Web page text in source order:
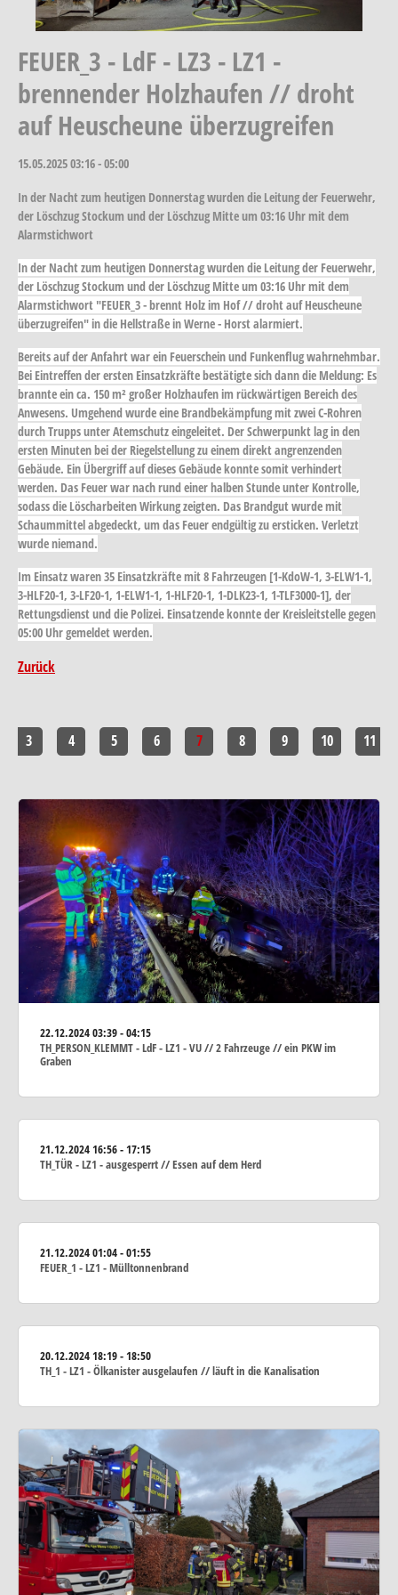
FEUER_3 - LdF - LZ3 - LZ1 -
brennender Holzhaufen // droht
auf Heuscheune überzugreifen
15.05.202503:16 - 05:00
In der Nacht zum heutigen Donnerstag wurden die Leitung der Feuerwehr,
der Löschzug Stockum und der Löschzug Mitte um 03:16 Uhr mit dem
Alarmstichwort
In der Nacht zum heutigen Donnerstag wurden die Leitung der Feuerwehr,
der Löschzug Stockum und der Löschzug Mitte um 03:16 Uhr mit dem
Alarmstichwort "FEUER_3 - brennt Holz im Hof // droht auf Heuscheune
überzugreifen" in die Hellstraße in Werne - Horst alarmiert.
Bereits auf der Anfahrt war ein Feuerschein und Funkenflug wahrnehmbar.
Bei Eintreffen der ersten Einsatzkräfte bestätigte sich dann die Meldung: Es
brannte ein ca. 150 m² großer Holzhaufen im rückwärtigen Bereich des
Anwesens. Umgehend wurde eine Brandbekämpfung mit zwei C-Rohren
durch Trupps unter Atemschutz eingeleitet. Der Schwerpunkt lag in den
ersten Minuten bei der Riegelstellung zu einem direkt angrenzenden
Gebäude. Ein Übergriff auf dieses Gebäude konnte somit verhindert
werden. Das Feuer war nach rund einer halben Stunde unter Kontrolle,
sodass die Löscharbeiten Wirkung zeigten. Das Brandgut wurde mit
Schaummittel abgedeckt, um das Feuer endgültig zu ersticken. Verletzt
wurde niemand.
Im Einsatz waren 35 Einsatzkräfte mit 8 Fahrzeugen [1-KdoW-1, 3-ELW1-1,
3-HLF20-1, 3-LF20-1, 1-ELW1-1, 1-HLF20-1, 1-DLK23-1, 1-TLF3000-1], der
Rettungsdienst und die Polizei. Einsatzende konnte der Kreisleitstelle gegen
05:00 Uhr gemeldet werden.
Zurück
3 4 5 6 7 8 9 10 11
22.12.202403:39 - 04:15
TH_PERSON_KLEMMT - LdF - LZ1 - VU // 2 Fahrzeuge // ein PKW im
Graben
21.12.202416:56 - 17:15
TH_TÜR - LZ1 - ausgesperrt // Essen auf dem Herd
21.12.202401:04 - 01:55
FEUER_1 - LZ1 - Mülltonnenbrand
20.12.202418:19 - 18:50
TH_1 - LZ1 - Ölkanister ausgelaufen // läuft in die Kanalisation